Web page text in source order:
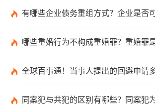
有哪些企业债务重组方式？企业是否可以债务重组
哪些重婚行为不构成重婚罪？重婚罪是一种什么表现
全球百事通！当事人提出的回避申请多久之内有回复？如何收集交通事故中证据
同案犯与共犯的区别有哪些？同案犯为什么需要另案处理